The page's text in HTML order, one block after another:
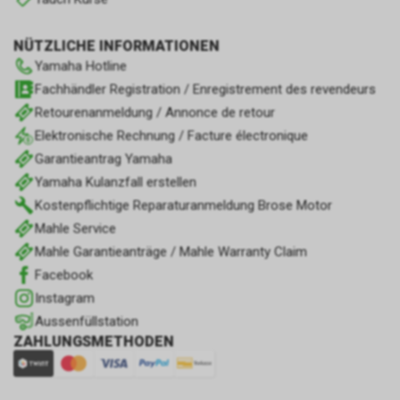
NÜTZLICHE INFORMATIONEN
Yamaha Hotline
Fachhändler Registration / Enregistrement des revendeurs
Retourenanmeldung / Annonce de retour
Elektronische Rechnung / Facture électronique
Garantieantrag Yamaha
Yamaha Kulanzfall erstellen
Kostenpflichtige Reparaturanmeldung Brose Motor
Mahle Service
Mahle Garantieanträge / Mahle Warranty Claim
Facebook
Instagram
Aussenfüllstation
ZAHLUNGSMETHODEN